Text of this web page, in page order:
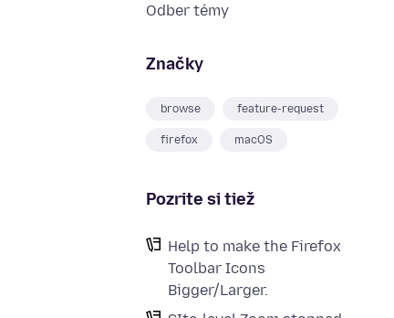
Odber témy
Značky
browse feature-request
firefox macOS
Pozrite si tiež
Help to make the Firefox
Toolbar Icons
Bigger/Larger.